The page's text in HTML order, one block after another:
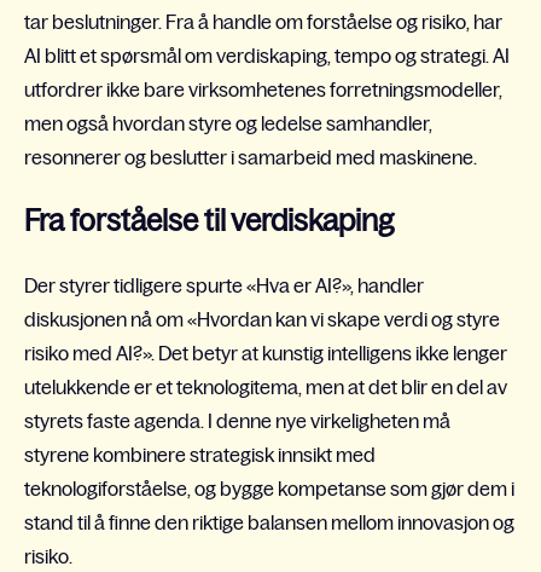
tar beslutninger. Fra å handle om forståelse og risiko, har
AI blitt et spørsmål om verdiskaping, tempo og strategi. AI
utfordrer ikke bare virksomhetenes forretningsmodeller,
men også hvordan styre og ledelse samhandler,
resonnerer og beslutter i samarbeid med maskinene.
Fra forståelse til verdiskaping
Der styrer tidligere spurte «Hva er AI?», handler
diskusjonen nå om «Hvordan kan vi skape verdi og styre
risiko med AI?». Det betyr at kunstig intelligens ikke lenger
utelukkende er et teknologitema, men at det blir en del av
styrets faste agenda. I denne nye virkeligheten må
styrene kombinere strategisk innsikt med
teknologiforståelse, og bygge kompetanse som gjør dem i
stand til å finne den riktige balansen mellom innovasjon og
risiko.